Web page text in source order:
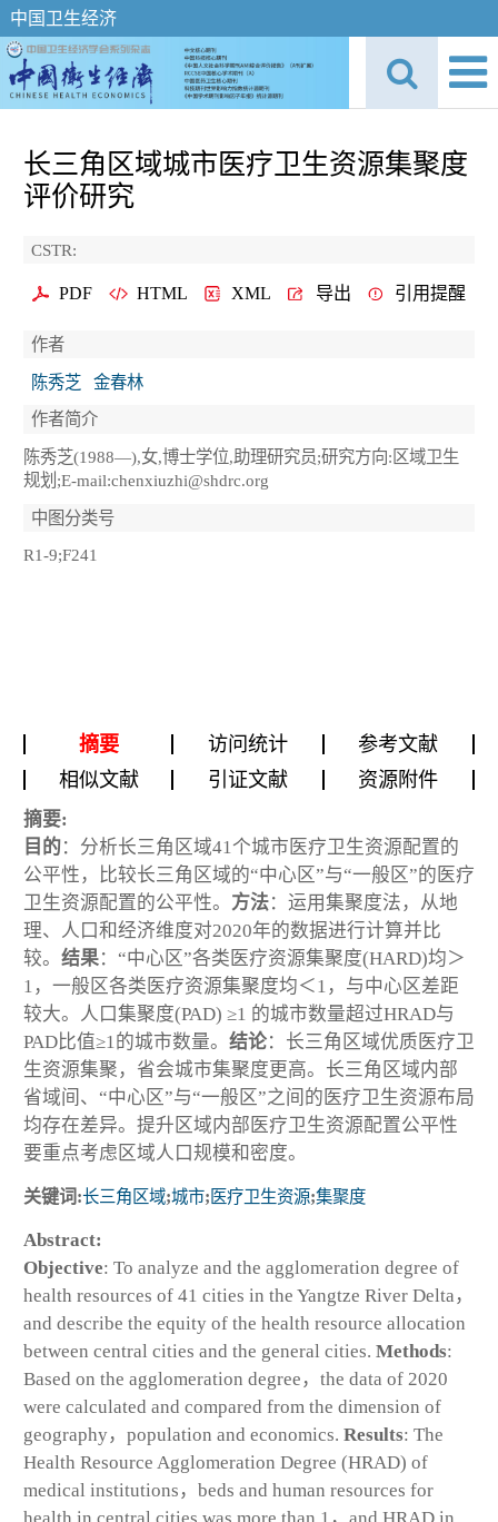
中国卫生经济
长三角区域城市医疗卫生资源集聚度
评价研究
CSTR:
PDF HTML XML 导出 引用提醒
作者
陈秀芝
金春林
作者简介
陈秀芝(1988—),女,博士学位,助理研究员;研究方向:区域卫生
规划;E-mail:chenxiuzhi@shdrc.org
中图分类号
R1-9;F241
摘要 访问统计
参考文献
相似文献
引证文献 资源附件
摘要:
目的：分析长三角区域41个城市医疗卫生资源配置的
公平性，比较长三角区域的“中心区”与“一般区”的医疗
卫生资源配置的公平性。 方法：运用集聚度法，从地
理、人口和经济维度对2020年的数据进行计算并比
较。 结果：“中心区”各类医疗资源集聚度(HARD)均＞
1，一般区各类医疗资源集聚度均＜1，与中心区差距
较大。人口集聚度(PAD) ≥1 的城市数量超过HRAD与
PAD比值≥1的城市数量。 结论：长三角区域优质医疗卫
生资源集聚，省会城市集聚度更高。长三角区域内部
省域间、“中心区”与“一般区”之间的医疗卫生资源布局
均存在差异。提升区域内部医疗卫生资源配置公平性
要重点考虑区域人口规模和密度。
关键词:长三角区域;城市; 医疗卫生资源;集聚度
Abstract:
Objective: To analyze and the agglomeration degree of
health resources of 41 cities in the Yangtze River Delta，
and describe the equity of the health resource allocation
between central cities and the general cities. Methods:
Based on the agglomeration degree，the data of 2020
were calculated and compared from the dimension of
geography，population and economics. Results: The
Health Resource Agglomeration Degree (HRAD) of
medical institutions，beds and human resources for